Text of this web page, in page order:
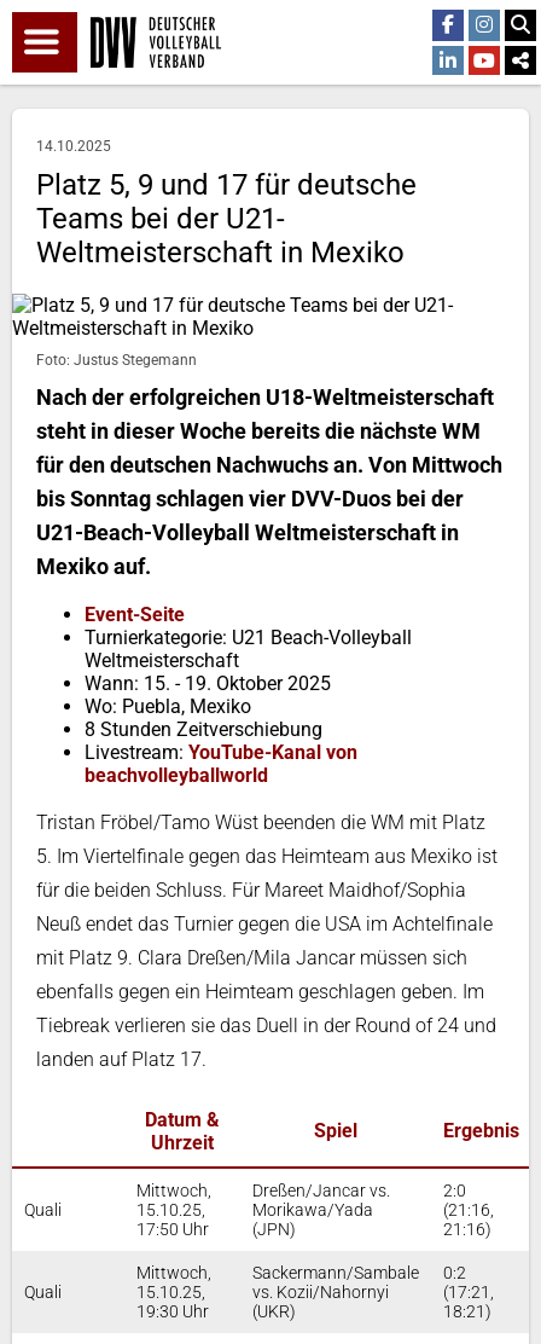
14.10.2025
Platz 5, 9 und 17 für deutsche
Teams bei der U21-
Weltmeisterschaft in Mexiko
Foto: Justus Stegemann
Nach der erfolgreichen U18-Weltmeisterschaft
steht in dieser Woche bereits die nächste WM
für den deutschen Nachwuchs an. Von Mittwoch
bis Sonntag schlagen vier DVV-Duos bei der
U21-Beach-Volleyball Weltmeisterschaft in
Mexiko auf.
Event-Seite
Turnierkategorie: U21 Beach-Volleyball
Weltmeisterschaft
Wann: 15. - 19. Oktober 2025
Wo: Puebla, Mexiko
8 Stunden Zeitverschiebung
Livestream: YouTube-Kanal von
beachvolleyballworld
Tristan Fröbel/Tamo Wüst beenden die WM mit Platz
5. Im Viertelfinale gegen das Heimteam aus Mexiko ist
für die beiden Schluss. Für Mareet Maidhof/Sophia
Neuß endet das Turnier gegen die USA im Achtelfinale
mit Platz 9. Clara Dreßen/Mila Jancar müssen sich
ebenfalls gegen ein Heimteam geschlagen geben. Im
Tiebreak verlieren sie das Duell in der Round of 24 und
landen auf Platz 17.
Datum &
Uhrzeit
Spiel Ergebnis
Quali
Mittwoch,
15.10.25,
17:50 Uhr
Dreßen/Jancar vs.
Morikawa/Yada
(JPN)
2:0
(21:16,
21:16)
Quali
Mittwoch,
15.10.25,
19:30 Uhr
Sackermann/Sambale
vs. Kozii/Nahornyi
(UKR)
0:2
(17:21,
18:21)